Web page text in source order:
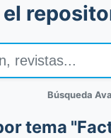
el
Búsqueda
tema